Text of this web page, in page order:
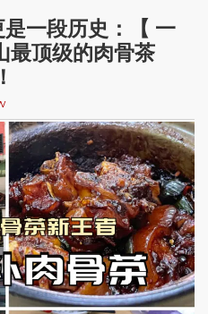
一段历史：【 一
最顶级的肉骨茶